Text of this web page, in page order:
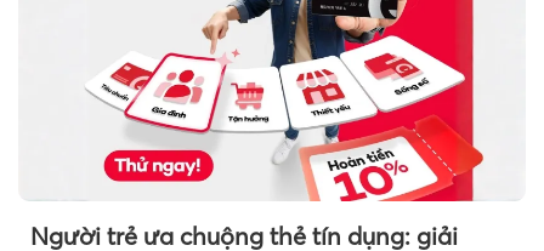
Người trẻ ưa chuộng thẻ tín dụng: giải